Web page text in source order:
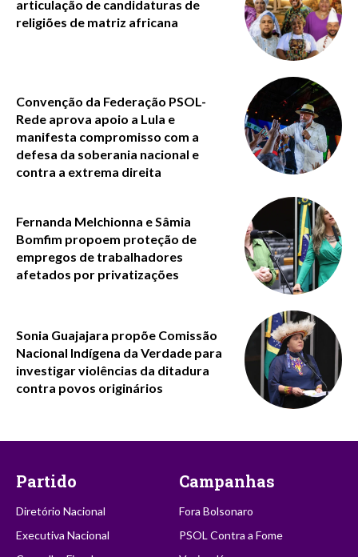
articulação de candidaturas de
religiões de matriz africana
Convenção da Federação PSOL-
Rede aprova apoio a Lula e
manifesta compromisso com a
defesa da soberania nacional e
contra a extrema direita
Fernanda Melchionna e Sâmia
Bomfim propoem proteção de
empregos de trabalhadores
afetados por privatizações
Sonia Guajajara propõe Comissão
Nacional Indígena da Verdade para
investigar violências da ditadura
contra povos originários
Partido
Diretório Nacional
Executiva Nacional
Campanhas
Fora Bolsonaro
PSOL Contra a Fome